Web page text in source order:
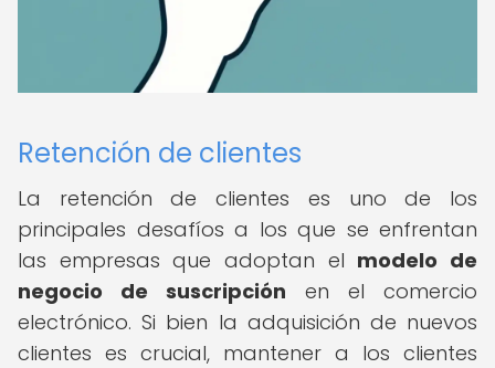
Retención de clientes
La retención de clientes es uno de los
principales desafíos a los que se enfrentan
las empresas que adoptan el modelo de
negocio de suscripción en el comercio
electrónico. Si bien la adquisición de nuevos
clientes es crucial, mantener a los clientes